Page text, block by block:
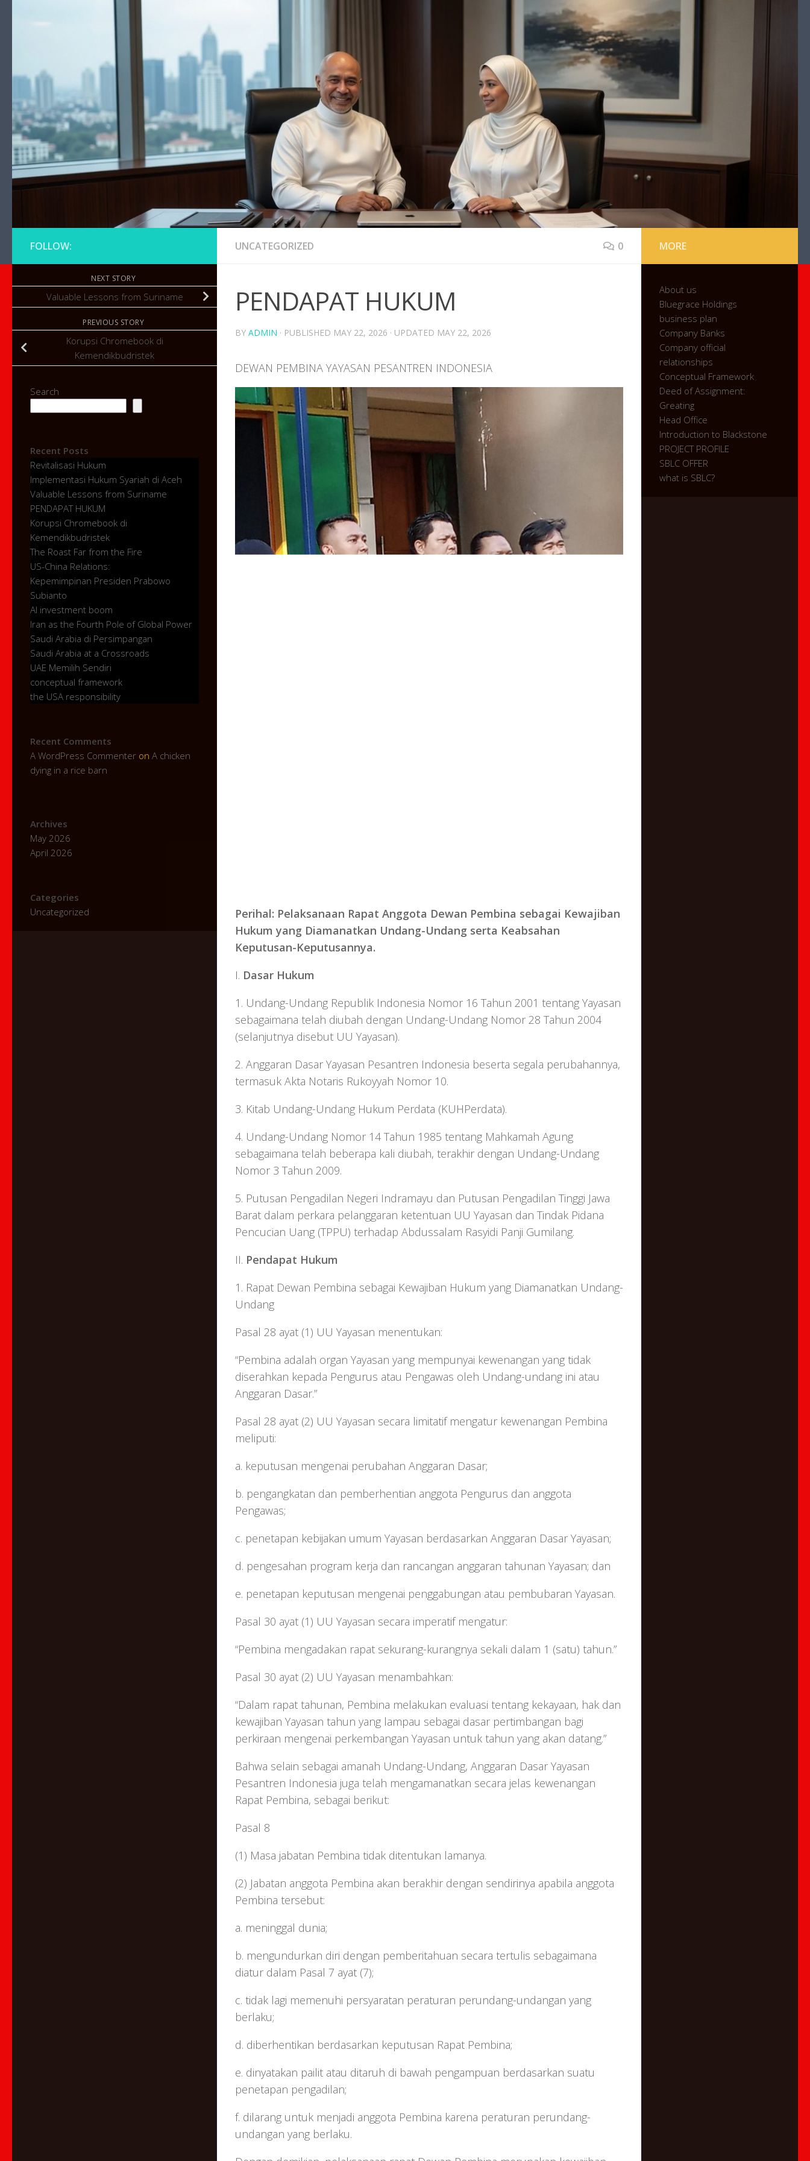
UNCATEGORIZED 0
PENDAPAT HUKUM
BY ADMIN · PUBLISHED MAY 22, 2026 · UPDATED MAY 22, 2026
DEWAN PEMBINA YAYASAN PESANTREN INDONESIA
Perihal: Pelaksanaan Rapat Anggota Dewan Pembina sebagai Kewajiban
Hukum yang Diamanatkan Undang-Undang serta Keabsahan
Keputusan-Keputusannya.
I. Dasar Hukum
1. Undang-Undang Republik Indonesia Nomor 16 Tahun 2001 tentang Yayasan
sebagaimana telah diubah dengan Undang-Undang Nomor 28 Tahun 2004
(selanjutnya disebut UU Yayasan).
2. Anggaran Dasar Yayasan Pesantren Indonesia beserta segala perubahannya,
termasuk Akta Notaris Rukoyyah Nomor 10.
3. Kitab Undang-Undang Hukum Perdata (KUHPerdata).
4. Undang-Undang Nomor 14 Tahun 1985 tentang Mahkamah Agung
sebagaimana telah beberapa kali diubah, terakhir dengan Undang-Undang
Nomor 3 Tahun 2009.
5. Putusan Pengadilan Negeri Indramayu dan Putusan Pengadilan Tinggi Jawa
Barat dalam perkara pelanggaran ketentuan UU Yayasan dan Tindak Pidana
Pencucian Uang (TPPU) terhadap Abdussalam Rasyidi Panji Gumilang.
II. Pendapat Hukum
1. Rapat Dewan Pembina sebagai Kewajiban Hukum yang Diamanatkan Undang-
Undang
Pasal 28 ayat (1) UU Yayasan menentukan:
“Pembina adalah organ Yayasan yang mempunyai kewenangan yang tidak
diserahkan kepada Pengurus atau Pengawas oleh Undang-undang ini atau
Anggaran Dasar.”
Pasal 28 ayat (2) UU Yayasan secara limitatif mengatur kewenangan Pembina
meliputi:
a. keputusan mengenai perubahan Anggaran Dasar;
b. pengangkatan dan pemberhentian anggota Pengurus dan anggota
Pengawas;
c. penetapan kebijakan umum Yayasan berdasarkan Anggaran Dasar Yayasan;
d. pengesahan program kerja dan rancangan anggaran tahunan Yayasan; dan
e. penetapan keputusan mengenai penggabungan atau pembubaran Yayasan.
Pasal 30 ayat (1) UU Yayasan secara imperatif mengatur:
“Pembina mengadakan rapat sekurang-kurangnya sekali dalam 1 (satu) tahun.”
Pasal 30 ayat (2) UU Yayasan menambahkan:
“Dalam rapat tahunan, Pembina melakukan evaluasi tentang kekayaan, hak dan
kewajiban Yayasan tahun yang lampau sebagai dasar pertimbangan bagi
perkiraan mengenai perkembangan Yayasan untuk tahun yang akan datang.”
Bahwa selain sebagai amanah Undang-Undang, Anggaran Dasar Yayasan
Pesantren Indonesia juga telah mengamanatkan secara jelas kewenangan
Rapat Pembina, sebagai berikut:
Pasal 8
(1) Masa jabatan Pembina tidak ditentukan lamanya.
(2) Jabatan anggota Pembina akan berakhir dengan sendirinya apabila anggota
Pembina tersebut:
a. meninggal dunia;
b. mengundurkan diri dengan pemberitahuan secara tertulis sebagaimana
diatur dalam Pasal 7 ayat (7);
c. tidak lagi memenuhi persyaratan peraturan perundang-undangan yang
berlaku;
d. diberhentikan berdasarkan keputusan Rapat Pembina;
e. dinyatakan pailit atau ditaruh di bawah pengampuan berdasarkan suatu
penetapan pengadilan;
f. dilarang untuk menjadi anggota Pembina karena peraturan perundang-
undangan yang berlaku.
FOLLOW:
NEXT STORY
Valuable Lessons from Suriname
PREVIOUS STORY
Korupsi Chromebook di
Kemendikbudristek
Search
Recent Posts
Revitalisasi Hukum
Implementasi Hukum Syariah di Aceh
Valuable Lessons from Suriname
PENDAPAT HUKUM
Korupsi Chromebook di
Kemendikbudristek
The Roast Far from the Fire
US-China Relations:
Kepemimpinan Presiden Prabowo
Subianto
AI investment boom
Iran as the Fourth Pole of Global Power
Saudi Arabia di Persimpangan
Saudi Arabia at a Crossroads
UAE Memilih Sendiri
conceptual framework
the USA responsibility
Recent Comments
A WordPress Commenter on A chicken
dying in a rice barn
Archives
May 2026
April 2026
Categories
Uncategorized
MORE
About us
Bluegrace Holdings
business plan
Company Banks
Company official
relationships
Conceptual Framework
Deed of Assignment:
Greating
Head Office
Introduction to Blackstone
PROJECT PROFILE
SBLC OFFER
what is SBLC?